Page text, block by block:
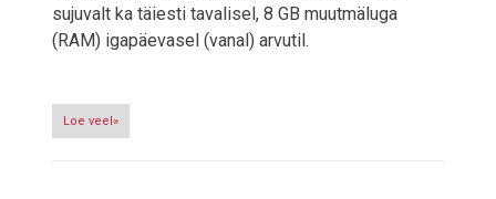
sujuvalt ka täiesti tavalisel, 8 GB muutmäluga
(RAM) igapäevasel (vanal) arvutil.
Loe veel»